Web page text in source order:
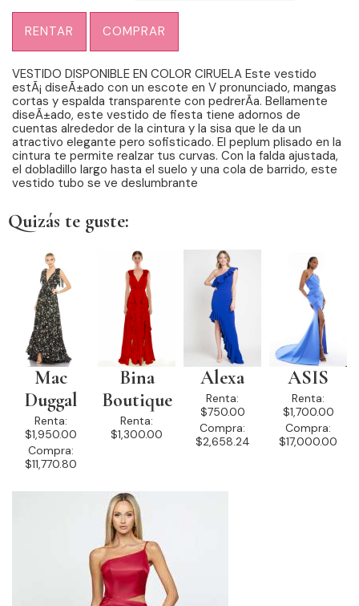
RENTAR COMPRAR
VESTIDO DISPONIBLE EN COLOR CIRUELA Este vestido
estÃ¡ diseÃ±ado con un escote en V pronunciado, mangas
cortas y espalda transparente con pedrerÃ­a. Bellamente
diseÃ±ado, este vestido de fiesta tiene adornos de
cuentas alrededor de la cintura y la sisa que le da un
atractivo elegante pero sofisticado. El peplum plisado en la
cintura te permite realzar tus curvas. Con la falda ajustada,
el dobladillo largo hasta el suelo y una cola de barrido, este
vestido tubo se ve deslumbrante
Quizás te guste:
Mac
Duggal
Renta:
$1,950.00
Compra:
$11,770.80
Bina
Boutique
Renta:
$1,300.00
Alexa
Renta:
$750.00
Compra:
$2,658.24
ASIS
Renta:
$1,700.00
Compra:
$17,000.00